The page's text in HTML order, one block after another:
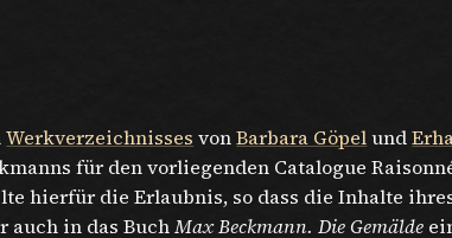
Werkverzeichnisses vonBarbara Göpelund
für den vorliegenden Catalogue
hierfür die Erlaubnis, so dass die Inhalte
auch in das BuchMax Beckmann. Die Gemälde